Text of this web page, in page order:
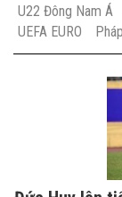
U22 Đông Nam Á
UEFA EURO
Pháp